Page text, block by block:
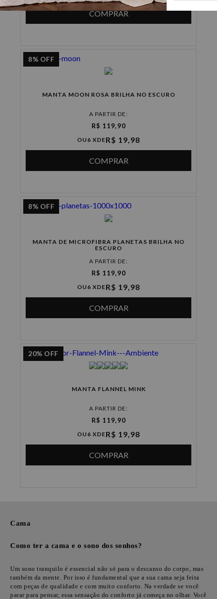
COMPRAR
8% OFF
MANTA MOON ROSA BRILHA NO ESCURO
A PARTIR DE:
R$ 119,90
OU 6 XDER$ 19,98
COMPRAR
8% OFF
MANTA DE MICROFIBRA PLANETAS BRILHA NO
ESCURO
A PARTIR DE:
R$ 119,90
OU 6 XDER$ 19,98
COMPRAR
20% OFF
MANTA FLANNEL MINK
A PARTIR DE:
R$ 119,90
OU 6 XDER$ 19,98
COMPRAR
Cama
Como ter a cama e o sono dos sonhos?
Um sono tranquilo é essencial não só para o descanso do corpo, mas
também da mente. Por isso é fundamental que a sua cama seja feita
com peças de qualidade e com muito conforto. Na verdade se você
parar para pensar, essa sensação do conforto já começa no olhar. Você